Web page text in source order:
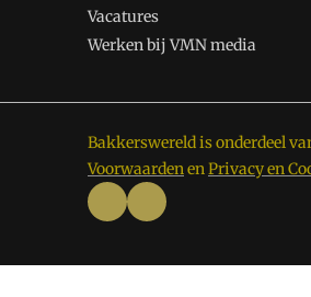
Vacatures
Werken bij VMN media
Bakkerswereld is onderdeel
VoorwaardenenPrivacy en